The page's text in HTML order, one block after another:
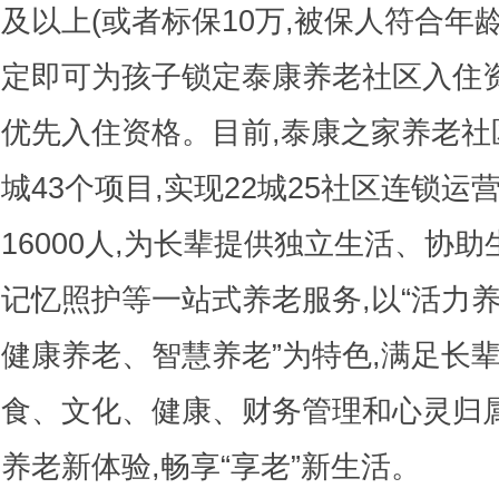
及以上(或者标保10万,被保人符合年
定即可为孩子锁定泰康养老社区入住
优先入住资格。目前,泰康之家养老
城43个项目,实现22城25社区连锁运
16000人,为长辈提供独立生活、协助
记忆照护等一站式养老服务,以“活力
健康养老、智慧养老”为特色,满足长
食、文化、健康、财务管理和心灵归
养老新体验,畅享“享老”新生活。